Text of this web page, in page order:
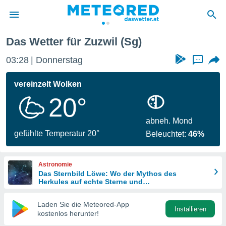
wurde
dass
sind.
diese
Das Wetter für Zuzwil (Sg)
03:28 Donnerstag ...
vereinzelt Wolken
20°
gefühlte Temperatur 20°
abneh. Mond
Beleuchtet:46%
Astronomie
Das Sternbild Löwe: Wo der Mythos des
Herkules auf echte Sterne und
Laden Sie die Meteored-App
kostenlos herunter!
Installieren